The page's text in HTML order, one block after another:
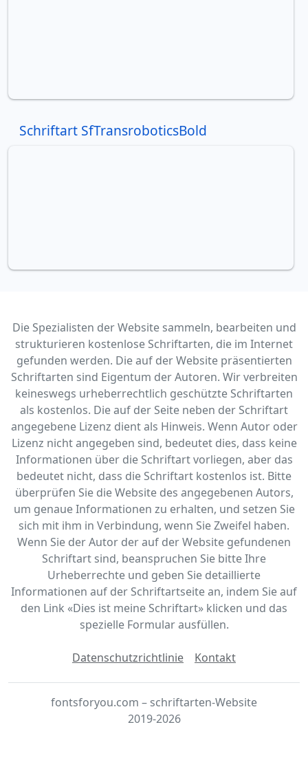
Schriftart SfTransroboticsBold
Die Spezialisten der Website sammeln, bearbeiten und
strukturieren kostenlose Schriftarten, die im Internet
gefunden werden. Die auf der Website präsentierten
Schriftarten sind Eigentum der Autoren. Wir verbreiten
keineswegs urheberrechtlich geschützte Schriftarten
als kostenlos. Die auf der Seite neben der Schriftart
angegebene Lizenz dient als Hinweis. Wenn Autor oder
Lizenz nicht angegeben sind, bedeutet dies, dass keine
Informationen über die Schriftart vorliegen, aber das
bedeutet nicht, dass die Schriftart kostenlos ist. Bitte
überprüfen Sie die Website des angegebenen Autors,
um genaue Informationen zu erhalten, und setzen Sie
sich mit ihm in Verbindung, wenn Sie Zweifel haben.
Wenn Sie der Autor der auf der Website gefundenen
Schriftart sind, beanspruchen Sie bitte Ihre
Urheberrechte und geben Sie detaillierte
Informationen auf der Schriftartseite an, indem Sie auf
den Link «‎Dies ist meine Schriftart» klicken und das
spezielle Formular ausfüllen.
Datenschutzrichtlinie Kontakt
fontsforyou.com – schriftarten-Website
2019-2026